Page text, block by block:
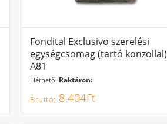
Fondital Exclusivo szerelési
egységcsomag (tartó konzollal)
A81
Elérhető: Raktáron:
8.404Ft